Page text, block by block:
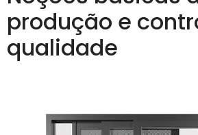
produção e
qualidade